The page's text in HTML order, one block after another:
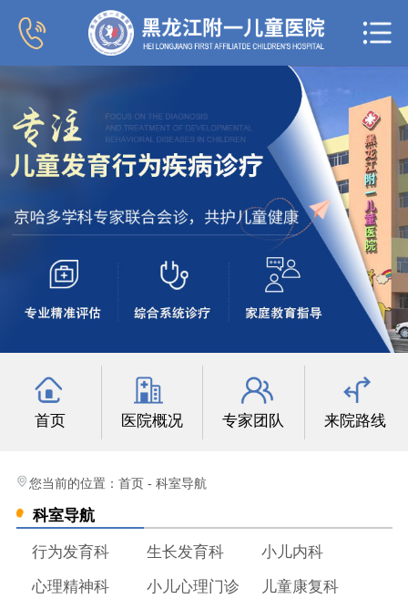
新闻中心
专家团队
科室导航
行为发育科
小儿内分泌科
联系我们
首页 医院概况 专家团队 来院路线
您当前的位置： 首页 - 科室导航
科室导航
行为发育科 生长发育科
小儿内科
心理精神科
小儿心理门诊
儿童康复科